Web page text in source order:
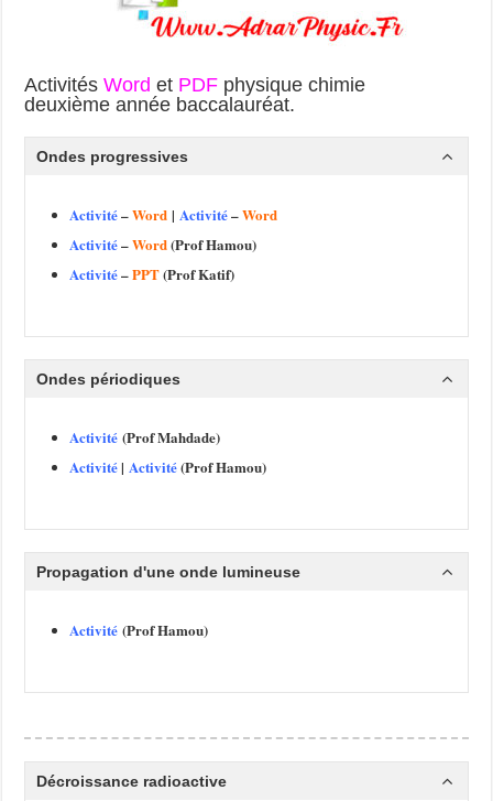
ActivitésWord et PDF physique chimie
deuxième année baccalauréat.
Ondes progressives
Activité–Word |Activité–Word
Activité–Word(Prof Hamou)
Activité–PPT(Prof Katif)
Ondes périodiques
Activité (Prof Mahdade)
Activité|Activité(Prof Hamou)
Propagation d'une onde lumineuse
Activité (Prof Hamou)
Décroissance radioactive